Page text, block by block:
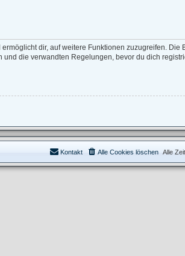
dir, auf weitere Funktionen zuzugreifen. Die
die verwandten Regelungen, bevor du dich
Alle
Alle Cookies löschen
Kontakt